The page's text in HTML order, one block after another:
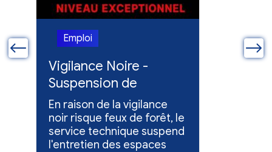
Emploi
Vigilance Noire -
Suspension de
l'entretien des
espaces verts
En raison de la vigilance
noir risque feux de forêt, le
service technique suspend
l'entretien des espaces
Emploi
Feux